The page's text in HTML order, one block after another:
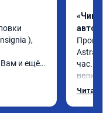
),
Вам и ещё
«Чип
Astra
час.